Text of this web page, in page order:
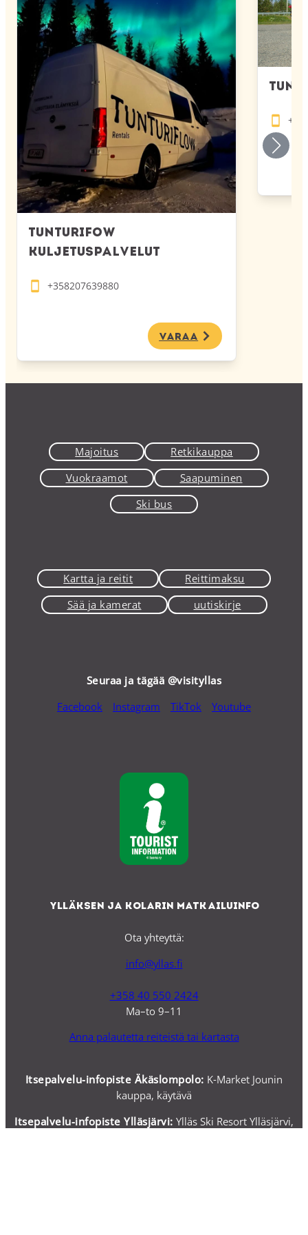
TunturiFow
kuljetuspalvelut
+358207639880
Varaa
Majoitus
Retkikauppa
Vuokraamot
Saapuminen
Ski bus
Kartta ja reitit
Reittimaksu
Sää ja kamerat
uutiskirje
Seuraa ja tägää @visityllas
Facebook
Instagram TikTok Youtube
Ylläksen ja Kolarin matkailuinfo
Ota yhteyttä:
info@yllas.fi
+358 40 550 2424
Ma–to 9–11
Anna palautetta reiteistä tai kartasta
Itsepalvelu-infopiste Äkäslompolo: K-Market Jounin
kauppa, käytävä
Itsepalvelu-infopiste Ylläsjärvi: Ylläs Ski Resort Ylläsjärvi,